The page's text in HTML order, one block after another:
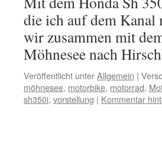
die ich auf dem Kanal
wir zusammen mit
Möhnesee nach
Veröffentlicht unterAllgemein |
möhnesee, motorbike, motorrad,
sh350i, vorstellung | Kommentar